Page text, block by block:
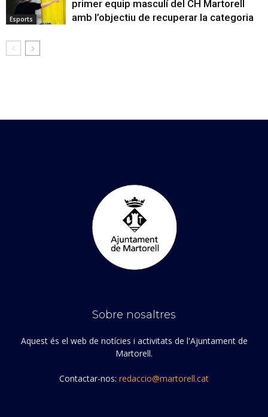
Esports
primer equip masculí del CH Martorell
amb l’objectiu de recuperar la categoria
Sobre nosaltres
Aquest és el web de notícies i activitats de l'Ajuntament de
Martorell.
Contactar-nos: redaccio@martorell.cat